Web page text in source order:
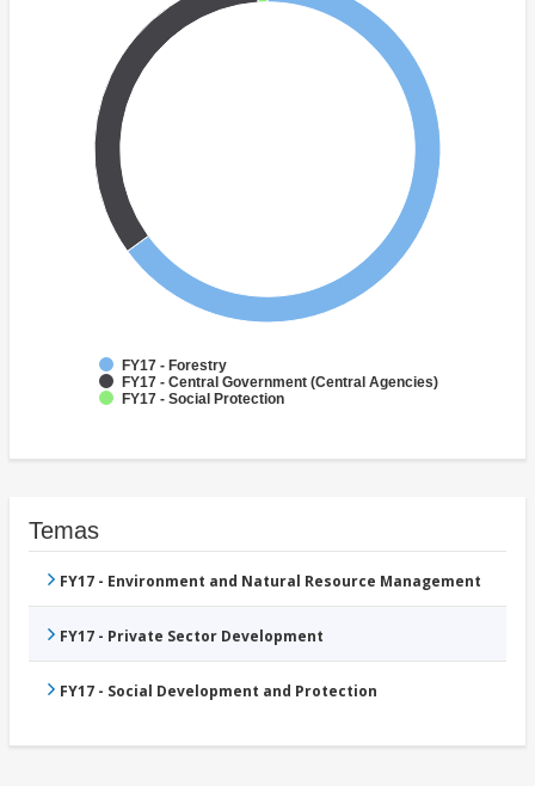
FY17 - Forestry
FY17 - Central Government (Central Agencies)
FY17 - Social Protection
Temas
FY17 - Environment and Natural Resource Management
FY17 - Private Sector Development
FY17 - Social Development and Protection